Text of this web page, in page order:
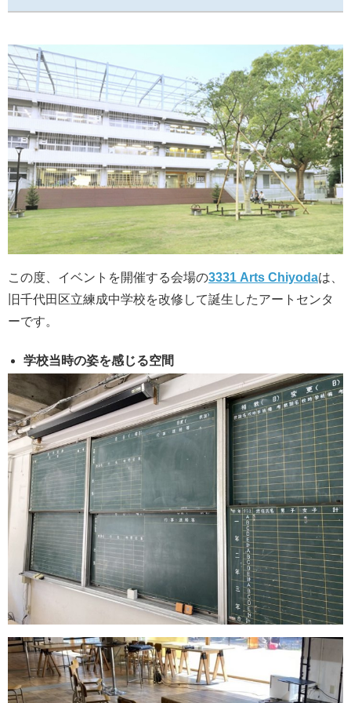
この度、イベントを開催する会場の3331 Arts Chiyodaは、
旧千代田区立練成中学校を改修して誕生したアートセンタ
ーです。
学校当時の姿を感じる空間